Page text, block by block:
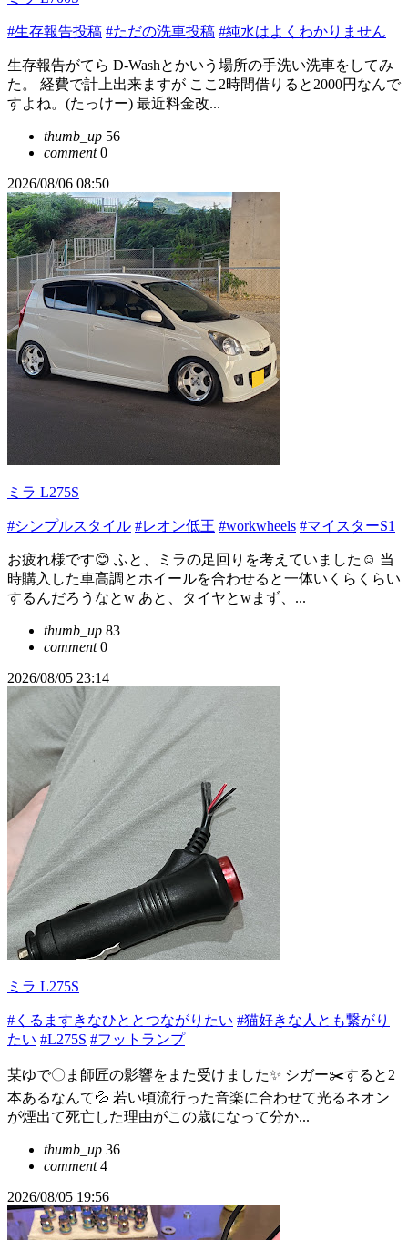
#生存報告投稿 #ただの洗車投稿 #純水はよくわかりません
生存報告がてら D-Washとかいう場所の手洗い洗車をしてみ
た。 経費で計上出来ますが ここ2時間借りると2000円なんで
すよね。(たっけー) 最近料金改...
thumb_up 56
comment0
2026/08/06 08:50
ミラ L275S
#シンプルスタイル #レオン低王 #workwheels #マイスターS1
お疲れ様です😊 ふと、ミラの足回りを考えていました☺️ 当
時購入した車高調とホイールを合わせると一体いくらくらい
するんだろうなとw あと、タイヤとwまず、...
thumb_up 83
comment0
2026/08/05 23:14
ミラ L275S
#くるますきなひととつながりたい #猫好きな人とも繋がり
たい #L275S #フットランプ
某ゆで〇ま師匠の影響をまた受けました✨️ シガー✂️すると2
本あるなんて💦 若い頃流行った音楽に合わせて光るネオン
が煙出て死亡した理由がこの歳になって分か...
thumb_up 36
comment4
2026/08/05 19:56